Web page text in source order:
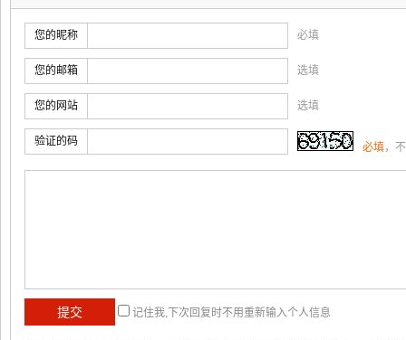
您的昵称 必填
您的邮箱 选填
您的网站 选填
验证的码 必填，
记住我,下次回复时不用重新输入个人信息